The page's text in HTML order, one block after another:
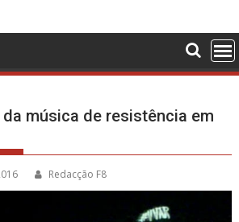
música de resistência em
Redacção F8